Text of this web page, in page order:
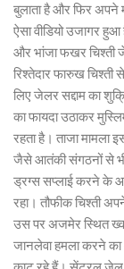
बुलाता है और फिर अपने
ऐसा वीडियो उजागर
और भांजा फखर चिश्ती
रिश्तेदार फारुख
लिए जेलर सद्दाम का
का फायदा उठाकर
रहता है। ताजा मामला
जैसे आतंकी संगठनों से भी
ड्रग्स सप्लाई करने के
रहा। तौफीक चिश्ती
उस पर अजमेर स्थित
जानलेवा हमला करने